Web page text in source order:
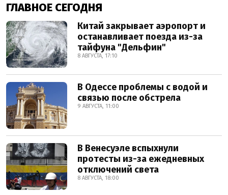
ГЛАВНОЕ СЕГОДНЯ
Китай закрывает аэропорт и
останавливает поезда из-за
тайфуна "Дельфин"
8 АВГУСТА, 17:10
В Одессе проблемы с водой и
связью после обстрела
9 АВГУСТА, 11:00
В Венесуэле вспыхнули
протесты из-за ежедневных
отключений света
8 АВГУСТА, 18:00